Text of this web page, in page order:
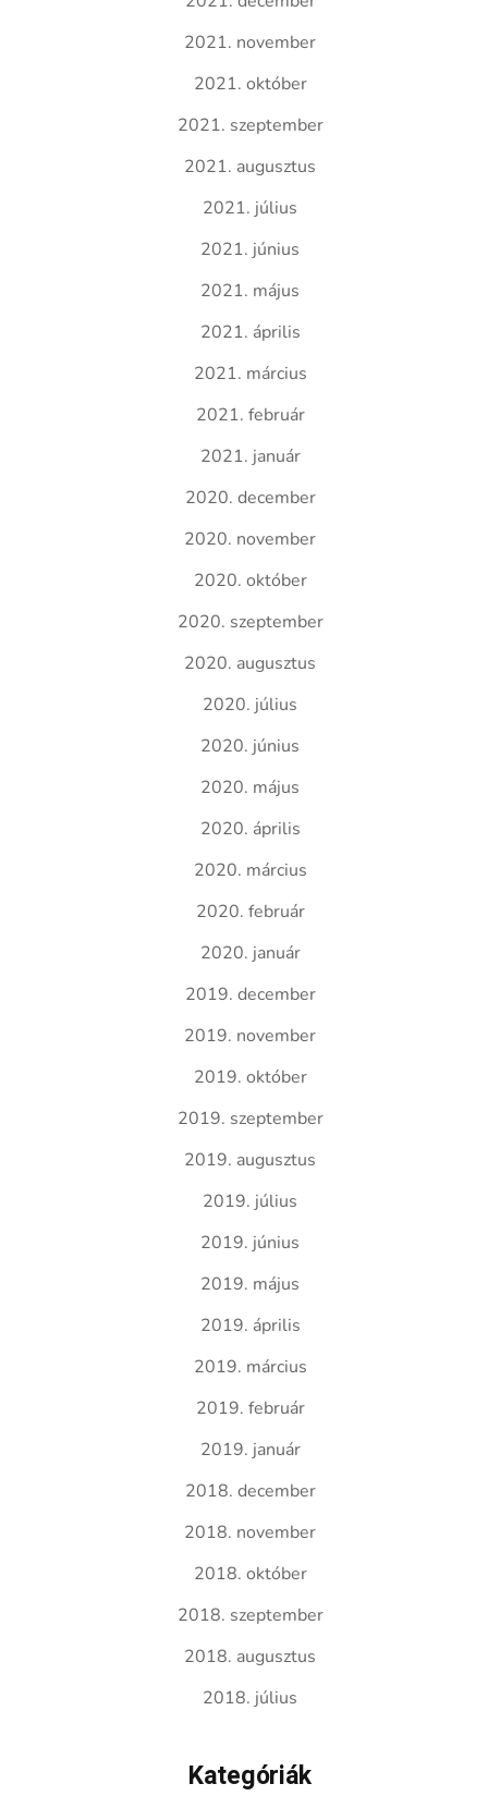
2021. november
2021. október
2021. szeptember
2021. augusztus
2021. július
2021. június
2021. május
2021. április
2021. március
2021. február
2021. január
2020. december
2020. november
2020. október
2020. szeptember
2020. augusztus
2020. július
2020. június
2020. május
2020. április
2020. március
2020. február
2020. január
2019. december
2019. november
2019. október
2019. szeptember
2019. augusztus
2019. július
2019. június
2019. május
2019. április
2019. március
2019. február
2019. január
2018. december
2018. november
2018. október
2018. szeptember
2018. augusztus
2018. július
Kategóriák